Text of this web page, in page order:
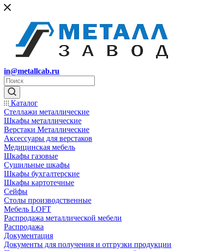
in@metallcab.ru
Каталог
Стеллажи металлические
Шкафы металлические
Верстаки Металлические
Аксессуары для верстаков
Медицинская мебель
Шкафы газовые
Сушильные шкафы
Шкафы бухгалтерские
Шкафы картотечные
Сейфы
Столы производственные
Мебель LOFT
Распродажа металлической мебели
Распродажа
Документация
Документы для получения и отгрузки продукции